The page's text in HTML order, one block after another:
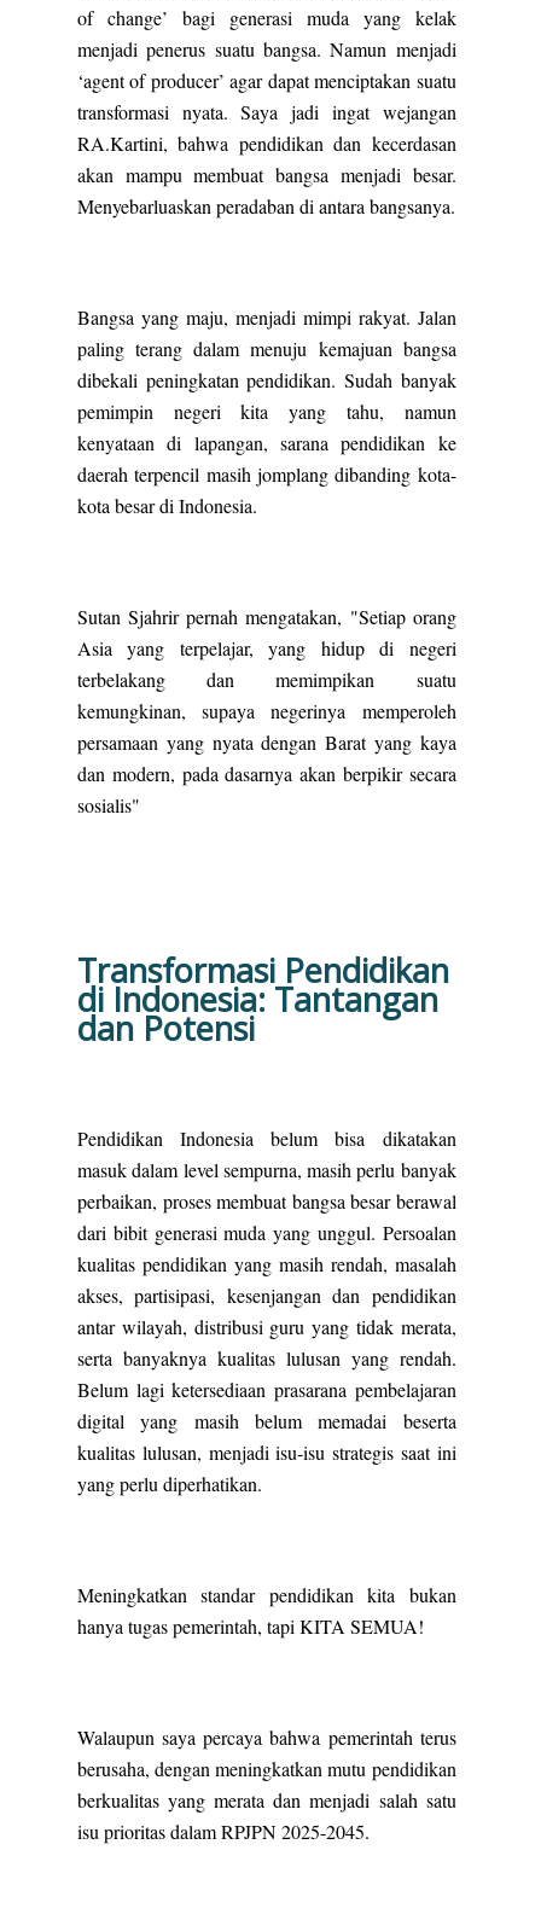
of change’ bagi generasi muda yang kelak
menjadi penerus suatu bangsa. Namun menjadi
‘agent of producer’ agar dapat menciptakan suatu
transformasi nyata. Saya jadi ingat wejangan
RA.Kartini, bahwa pendidikan dan kecerdasan
akan mampu membuat bangsa menjadi besar.
Menyebarluaskan peradaban di antara bangsanya.
Bangsa yang maju, menjadi mimpi rakyat. Jalan
paling terang dalam menuju kemajuan bangsa
dibekali peningkatan pendidikan. Sudah banyak
pemimpin negeri kita yang tahu, namun
kenyataan di lapangan, sarana pendidikan ke
daerah terpencil masih jomplang dibanding kota-
kota besar di Indonesia.
Sutan Sjahrir pernah mengatakan, "Setiap orang
Asia yang terpelajar, yang hidup di negeri
terbelakang dan memimpikan suatu
kemungkinan, supaya negerinya memperoleh
persamaan yang nyata dengan Barat yang kaya
dan modern, pada dasarnya akan berpikir secara
sosialis"
Transformasi Pendidikan
di Indonesia: Tantangan
dan Potensi
Pendidikan Indonesia belum bisa dikatakan
masuk dalam level sempurna, masih perlu banyak
perbaikan, proses membuat bangsa besar berawal
dari bibit generasi muda yang unggul. Persoalan
kualitas pendidikan yang masih rendah, masalah
akses, partisipasi, kesenjangan dan pendidikan
antar wilayah, distribusi guru yang tidak merata,
serta banyaknya kualitas lulusan yang rendah.
Belum lagi ketersediaan prasarana pembelajaran
digital yang masih belum memadai beserta
kualitas lulusan, menjadi isu-isu strategis saat ini
yang perlu diperhatikan.
Meningkatkan standar pendidikan kita bukan
hanya tugas pemerintah, tapi KITA SEMUA!
Walaupun saya percaya bahwa pemerintah terus
berusaha, dengan meningkatkan mutu pendidikan
berkualitas yang merata dan menjadi salah satu
isu prioritas dalam RPJPN 2025-2045.